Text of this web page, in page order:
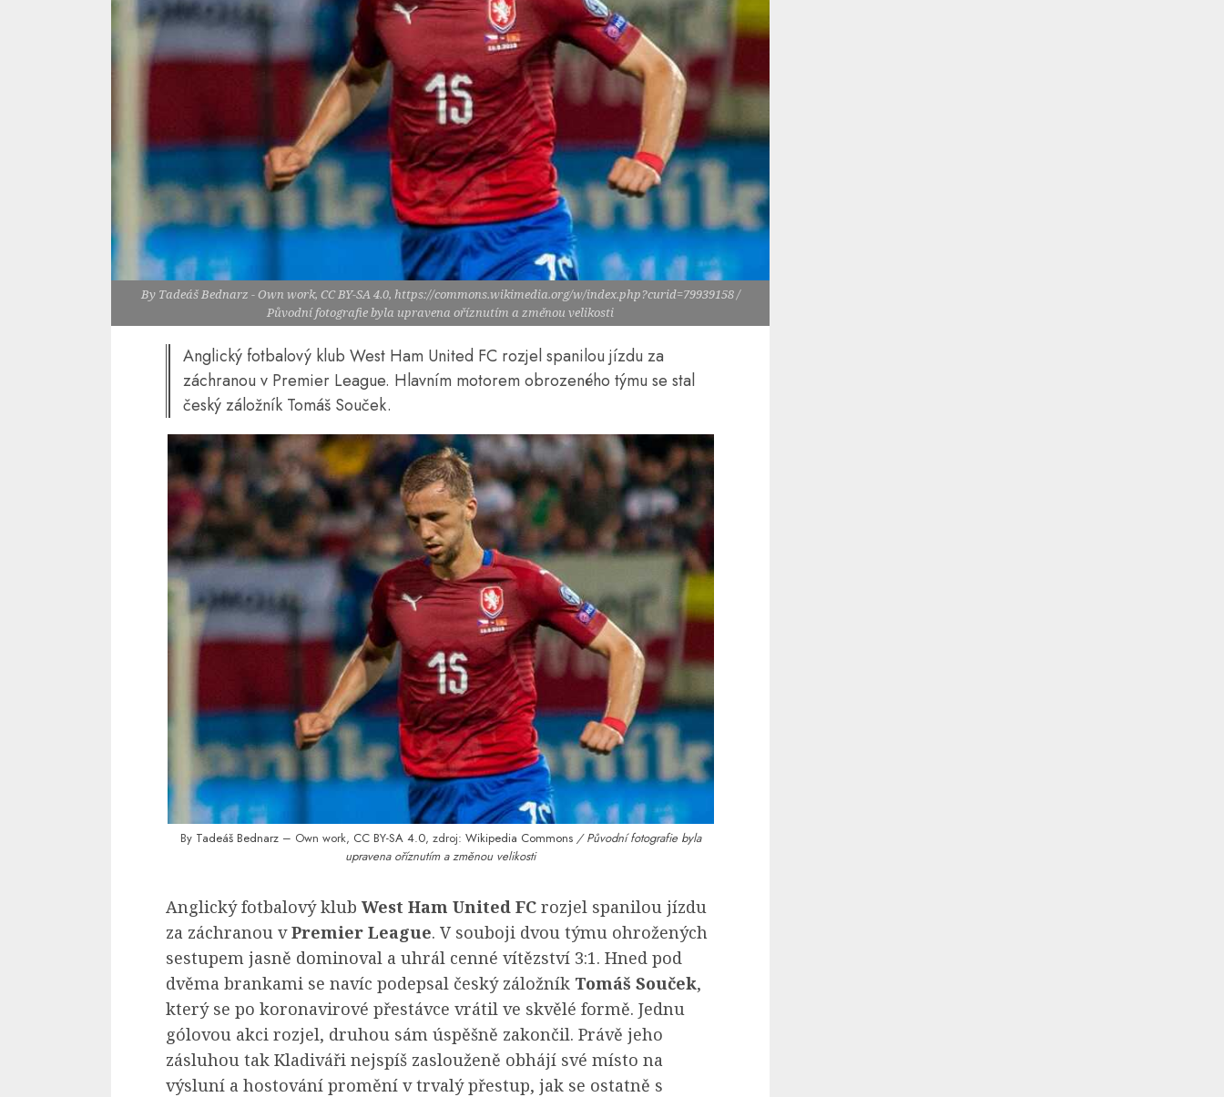
By Tadeáš Bednarz - Own work, CC BY-SA 4.0, https://commons.wikimedia.org/w/index.php?curid=79939158 /
Původní fotografie byla upravena oříznutím a změnou velikosti
Anglický fotbalový klub West Ham United FC rozjel spanilou jízdu za
záchranou v Premier League. Hlavním motorem obrozeného týmu se stal
český záložník Tomáš Souček.
By Tadeáš Bednarz– Own work, CC BY-SA 4.0, zdroj: Wikipedia Commons / Původní fotografie byla
upravena oříznutím a změnou velikosti
Anglický fotbalový klub West Ham United FC rozjel spanilou jízdu
za záchranou vPremier League. V souboji dvou týmu ohrožených
sestupem jasně dominoval a uhrál cenné vítězství 3:1. Hned pod
dvěma brankami se navíc podepsal český záložník Tomáš Souček,
který se po koronavirové přestávce vrátil ve skvělé formě. Jednu
gólovou akci rozjel, druhou sám úspěšně zakončil. Právě jeho
zásluhou tak Kladiváři nejspíš zaslouženě obhájí své místo na
výsluní a hostování promění v trvalý přestup, jak se ostatně s